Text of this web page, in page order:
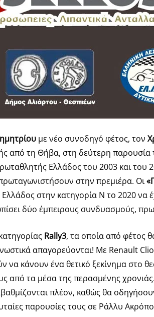
με νέο συνοδηγό φέτος, τον
από τη Θήβα, στη δεύτερη
Ελλάδος του 2003 και του
στην πρεμιέρα. Οι
στην κατηγορία Ν το 2020 να
δύο έμπειρους συνδυασμούς,
Rally3, τα οποία από φέτος
απαγορεύονται! Με Renault
να κάνουν ένα θετικό ξεκίνημα στο
από τα μέσα της περασμένης
πλέον, καθώς θα
παρουσίες τους σε Ράλλυ